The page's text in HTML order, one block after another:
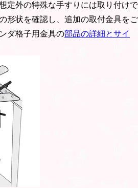
定外の特殊な手すりには取り付けで
形状を確認し、追加の取付金具をご
ダ格子用金具の部品の詳細とサイ